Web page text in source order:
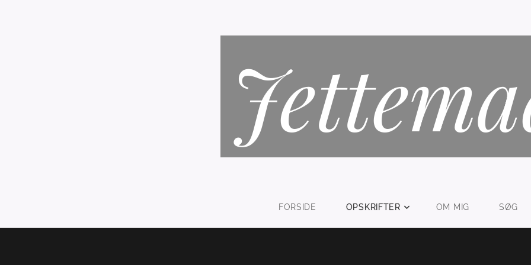
FORSIDE OPSKRIFTER OM MIG SØG